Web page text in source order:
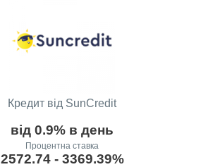
Кредит від SunCredit
від 0.9% в день
Процентна ставка
2572.74 - 3369.39%